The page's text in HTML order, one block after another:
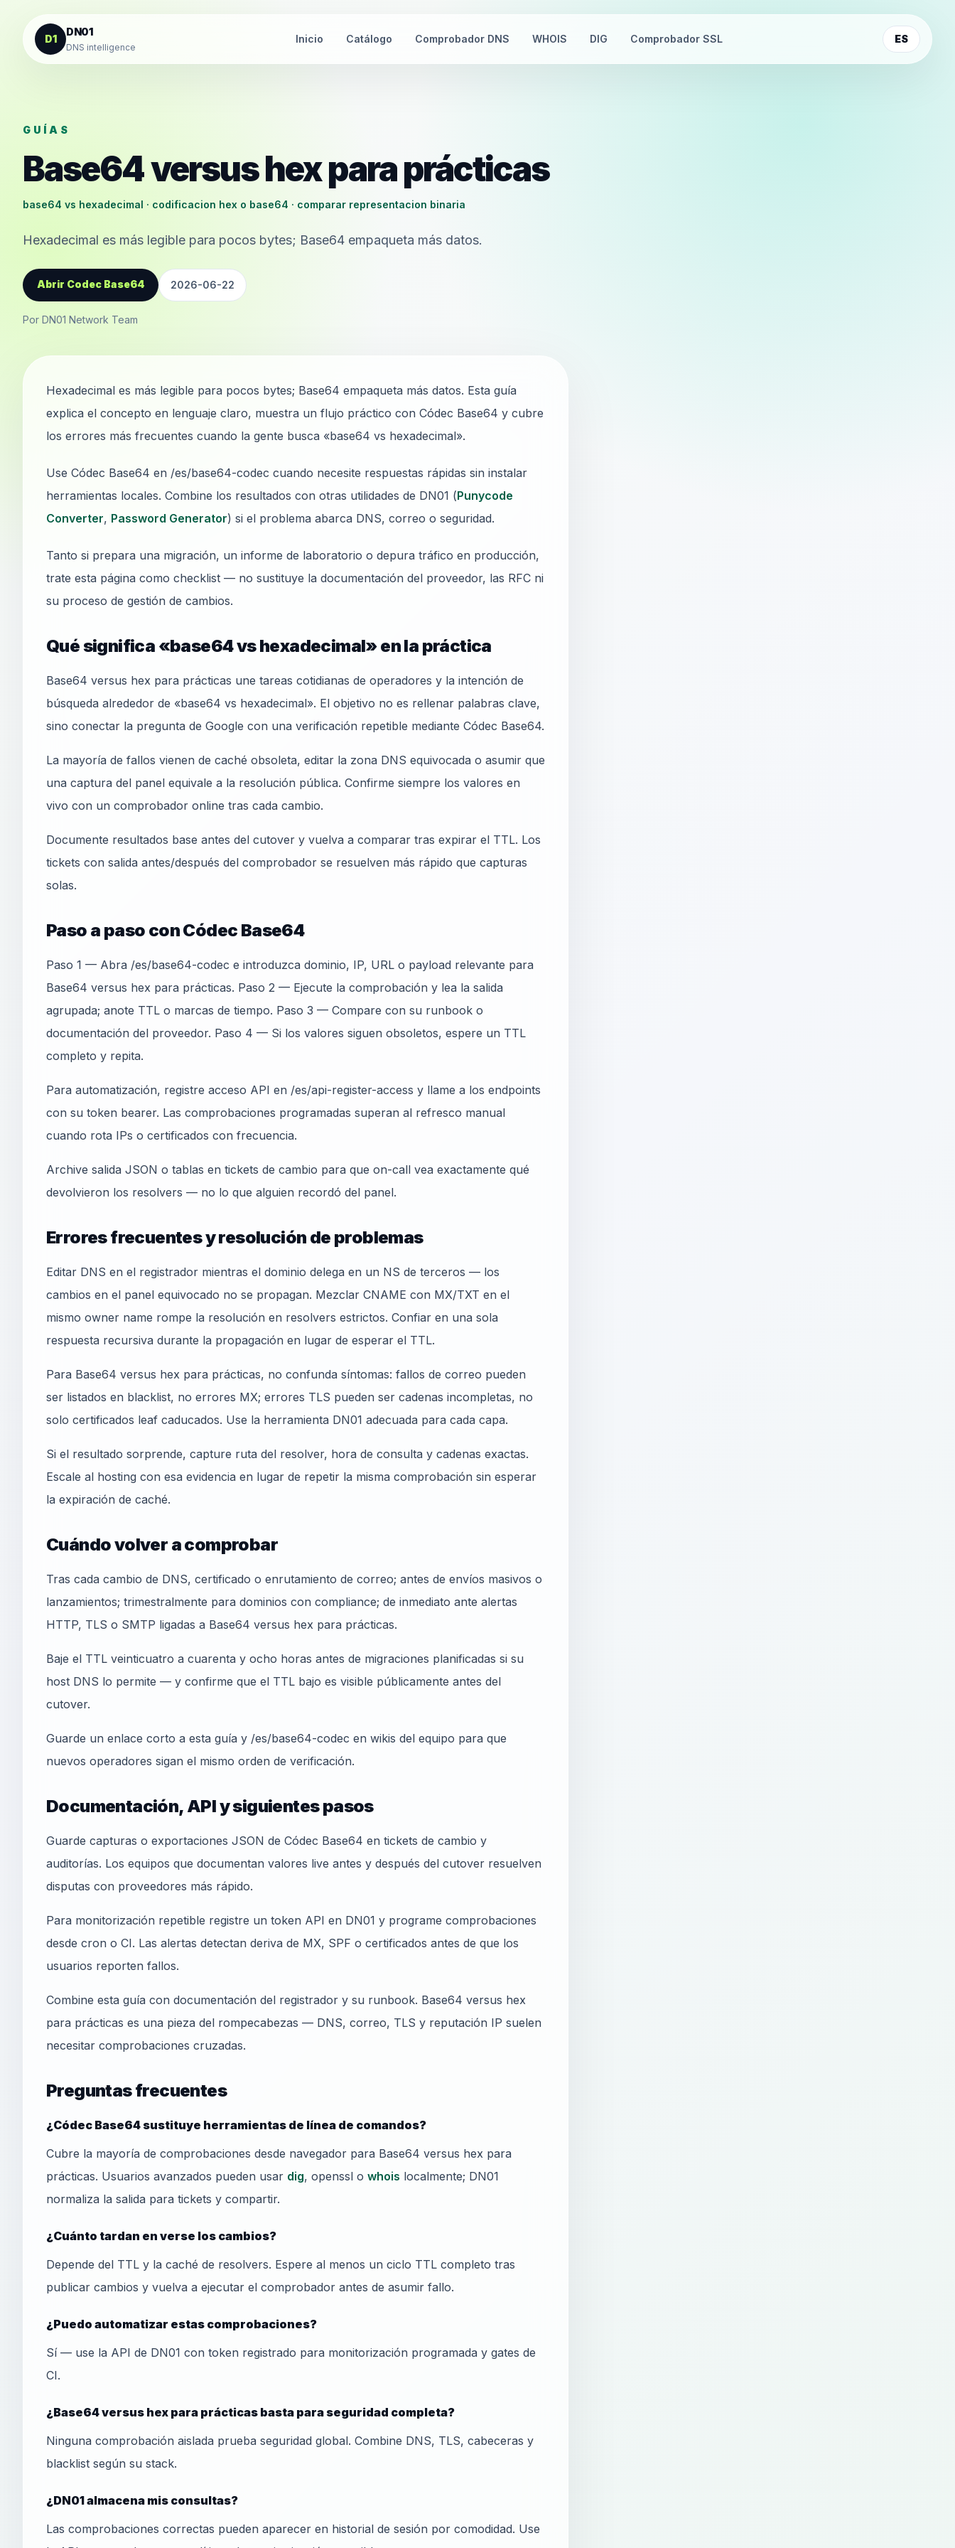
Saltar al contenido
D1
DN01
DNS intelligence
Inicio Catálogo Comprobador DNS WHOIS DIG Comprobador SSL ES
GUÍAS
Base64 versus hex para prácticas
base64 vs hexadecimal · codificacion hex o base64 · comparar representacion binaria
Hexadecimal es más legible para pocos bytes; Base64 empaqueta más datos.
Abrir Codec Base64 2026-06-22
Por DN01 Network Team
Hexadecimal es más legible para pocos bytes; Base64 empaqueta más datos. Esta guía
explica el concepto en lenguaje claro, muestra un flujo práctico con Códec Base64 y cubre
los errores más frecuentes cuando la gente busca «base64 vs hexadecimal».
Use Códec Base64 en /es/base64-codec cuando necesite respuestas rápidas sin instalar
herramientas locales. Combine los resultados con otras utilidades de DN01 (Punycode
Converter, Password Generator) si el problema abarca DNS, correo o seguridad.
Tanto si prepara una migración, un informe de laboratorio o depura tráfico en producción,
trate esta página como checklist — no sustituye la documentación del proveedor, las RFC ni
su proceso de gestión de cambios.
Qué significa «base64 vs hexadecimal» en la práctica
Base64 versus hex para prácticas une tareas cotidianas de operadores y la intención de
búsqueda alrededor de «base64 vs hexadecimal». El objetivo no es rellenar palabras clave,
sino conectar la pregunta de Google con una verificación repetible mediante Códec Base64.
La mayoría de fallos vienen de caché obsoleta, editar la zona DNS equivocada o asumir que
una captura del panel equivale a la resolución pública. Confirme siempre los valores en
vivo con un comprobador online tras cada cambio.
Documente resultados base antes del cutover y vuelva a comparar tras expirar el TTL. Los
tickets con salida antes/después del comprobador se resuelven más rápido que capturas
solas.
Paso a paso con Códec Base64
Paso 1 — Abra /es/base64-codec e introduzca dominio, IP, URL o payload relevante para
Base64 versus hex para prácticas. Paso 2 — Ejecute la comprobación y lea la salida
agrupada; anote TTL o marcas de tiempo. Paso 3 — Compare con su runbook o
documentación del proveedor. Paso 4 — Si los valores siguen obsoletos, espere un TTL
completo y repita.
Para automatización, registre acceso API en /es/api-register-access y llame a los endpoints
con su token bearer. Las comprobaciones programadas superan al refresco manual
cuando rota IPs o certificados con frecuencia.
Archive salida JSON o tablas en tickets de cambio para que on-call vea exactamente qué
devolvieron los resolvers — no lo que alguien recordó del panel.
Errores frecuentes y resolución de problemas
Editar DNS en el registrador mientras el dominio delega en un NS de terceros — los
cambios en el panel equivocado no se propagan. Mezclar CNAME con MX/TXT en el
mismo owner name rompe la resolución en resolvers estrictos. Confiar en una sola
respuesta recursiva durante la propagación en lugar de esperar el TTL.
Para Base64 versus hex para prácticas, no confunda síntomas: fallos de correo pueden
ser listados en blacklist, no errores MX; errores TLS pueden ser cadenas incompletas, no
solo certificados leaf caducados. Use la herramienta DN01 adecuada para cada capa.
Si el resultado sorprende, capture ruta del resolver, hora de consulta y cadenas exactas.
Escale al hosting con esa evidencia en lugar de repetir la misma comprobación sin esperar
la expiración de caché.
Cuándo volver a comprobar
Tras cada cambio de DNS, certificado o enrutamiento de correo; antes de envíos masivos o
lanzamientos; trimestralmente para dominios con compliance; de inmediato ante alertas
HTTP, TLS o SMTP ligadas a Base64 versus hex para prácticas.
Baje el TTL veinticuatro a cuarenta y ocho horas antes de migraciones planificadas si su
host DNS lo permite — y confirme que el TTL bajo es visible públicamente antes del
cutover.
Guarde un enlace corto a esta guía y /es/base64-codec en wikis del equipo para que
nuevos operadores sigan el mismo orden de verificación.
Documentación, API y siguientes pasos
Guarde capturas o exportaciones JSON de Códec Base64 en tickets de cambio y
auditorías. Los equipos que documentan valores live antes y después del cutover resuelven
disputas con proveedores más rápido.
Para monitorización repetible registre un token API en DN01 y programe comprobaciones
desde cron o CI. Las alertas detectan deriva de MX, SPF o certificados antes de que los
usuarios reporten fallos.
Combine esta guía con documentación del registrador y su runbook. Base64 versus hex
para prácticas es una pieza del rompecabezas — DNS, correo, TLS y reputación IP suelen
necesitar comprobaciones cruzadas.
Preguntas frecuentes
¿Códec Base64 sustituye herramientas de línea de comandos?
Cubre la mayoría de comprobaciones desde navegador para Base64 versus hex para
prácticas. Usuarios avanzados pueden usar dig, openssl o whois localmente; DN01
normaliza la salida para tickets y compartir.
¿Cuánto tardan en verse los cambios?
Depende del TTL y la caché de resolvers. Espere al menos un ciclo TTL completo tras
publicar cambios y vuelva a ejecutar el comprobador antes de asumir fallo.
¿Puedo automatizar estas comprobaciones?
Sí — use la API de DN01 con token registrado para monitorización programada y gates de
CI.
¿Base64 versus hex para prácticas basta para seguridad completa?
Ninguna comprobación aislada prueba seguridad global. Combine DNS, TLS, cabeceras y
blacklist según su stack.
¿DN01 almacena mis consultas?
Las comprobaciones correctas pueden aparecer en historial de sesión por comodidad. Use